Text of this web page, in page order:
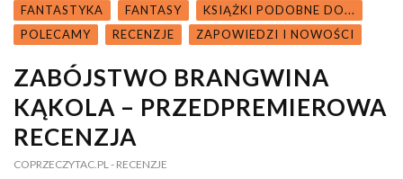
FANTASTYKA FANTASY
KSIĄŻKI PODOBNE DO...
POLECAMY
RECENZJE ZAPOWIEDZI I NOWOŚCI
ZABÓJSTWO BRANGWINA
KĄKOLA – PRZEDPREMIEROWA
RECENZJA
COPRZECZYTAC.PL - RECENZJE